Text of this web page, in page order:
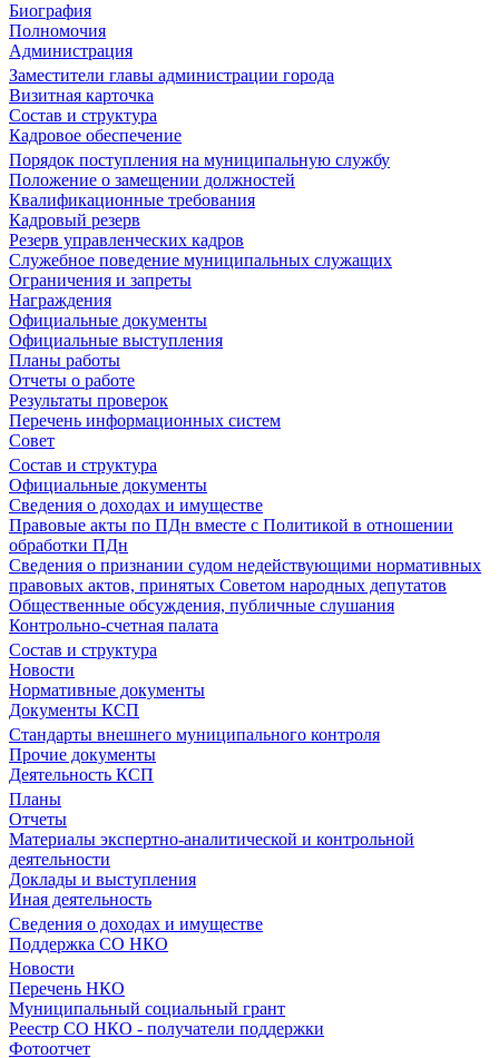
Биография
Полномочия
Администрация
Заместители главы администрации города
Визитная карточка
Состав и структура
Кадровое обеспечение
Порядок поступления на муниципальную службу
Положение о замещении должностей
Квалификационные требования
Кадровый резерв
Резерв управленческих кадров
Служебное поведение муниципальных служащих
Ограничения и запреты
Награждения
Официальные документы
Официальные выступления
Планы работы
Отчеты о работе
Результаты проверок
Перечень информационных систем
Совет
Состав и структура
Официальные документы
Сведения о доходах и имуществе
Правовые акты по ПДн вместе с Политикой в отношении
обработки ПДн
Сведения о признании судом недействующими нормативных
правовых актов, принятых Советом народных депутатов
Общественные обсуждения, публичные слушания
Контрольно-счетная палата
Состав и структура
Новости
Нормативные документы
Документы КСП
Стандарты внешнего муниципального контроля
Прочие документы
Деятельность КСП
Планы
Отчеты
Материалы экспертно-аналитической и контрольной
деятельности
Доклады и выступления
Иная деятельность
Сведения о доходах и имуществе
Поддержка СО НКО
Новости
Перечень НКО
Муниципальный социальный грант
Реестр СО НКО - получатели поддержки
Фотоотчет